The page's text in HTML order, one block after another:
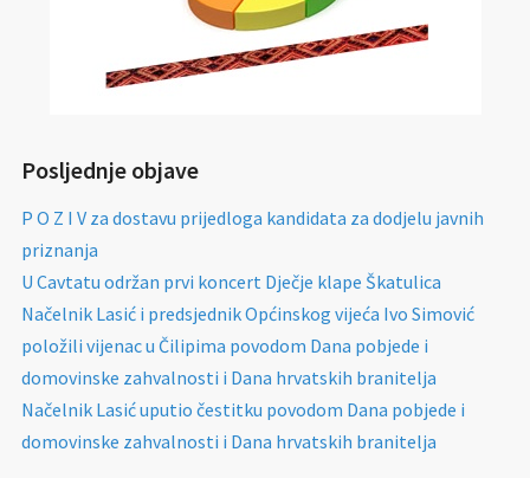
Posljednje objave
P O Z I V za dostavu prijedloga kandidata za dodjelu javnih
priznanja
U Cavtatu održan prvi koncert Dječje klape Škatulica
Načelnik Lasić i predsjednik Općinskog vijeća Ivo Simović
položili vijenac u Čilipima povodom Dana pobjede i
domovinske zahvalnosti i Dana hrvatskih branitelja
Načelnik Lasić uputio čestitku povodom Dana pobjede i
domovinske zahvalnosti i Dana hrvatskih branitelja